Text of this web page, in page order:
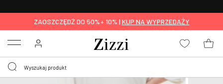
ZAOSZCZĘDŹ DO 50%+ 10% | KUP NA WYPRZEDAŻY
Menu